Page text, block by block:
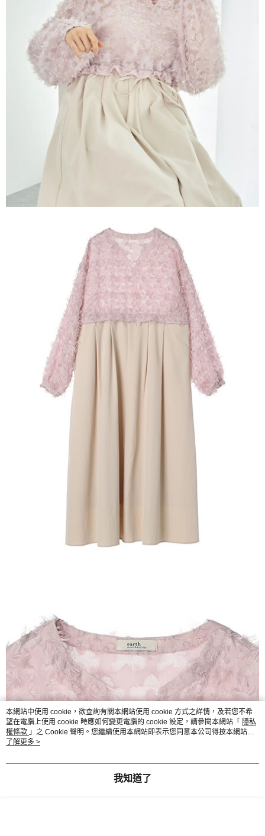
本網站中使用 cookie，欲查詢有關本網站使用 cookie 方式之詳情，及若您不希
望在電腦上使用 cookie 時應如何變更電腦的 cookie 設定，請參閱本網站「 隱私
權條款 」之 Cookie 聲明。您繼續使用本網站即表示您同意本公司得按本網站使
用條款之 Cookie 聲明使用 cookie。
了解更多 >
我知道了